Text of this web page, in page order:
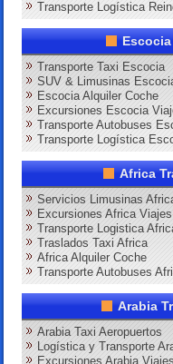
Transporte Logística
Transporte Taxi Escocia
SUV & Limusinas
Escocia Alquiler Coche
Excursiones Escocia
Transporte Autobuses
Transporte Logística
Africa
Servicios Limusinas
Excursiones Africa Viajes
Transporte Logistica
Traslados Taxi Africa
Africa Alquiler Coche
Transporte Autobuses
Arabia
Arabia Taxi Aeropuertos
Logística y Transporte
Excursiones Arabia Viajes